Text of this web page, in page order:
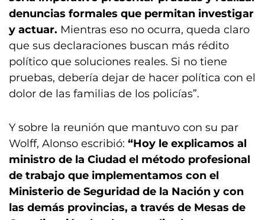
denuncias formales que permitan investigar
y actuar. Mientras eso no ocurra, queda claro
que sus declaraciones buscan más rédito
político que soluciones reales. Si no tiene
pruebas, debería dejar de hacer política con el
dolor de las familias de los policías”.
Y sobre la reunión que mantuvo con su par
Wolff, Alonso escribió: “Hoy le explicamos al
ministro de la Ciudad el método profesional
de trabajo que implementamos con el
Ministerio de Seguridad de la Nación y con
las demás provincias, a través de Mesas de